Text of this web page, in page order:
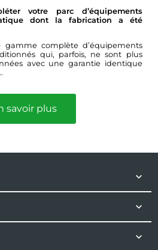
votre parc d’équipements
dont la fabrication a été
gamme complète d’équipements
qui, parfois, ne sont plus
avec une garantie identique
savoir plus


